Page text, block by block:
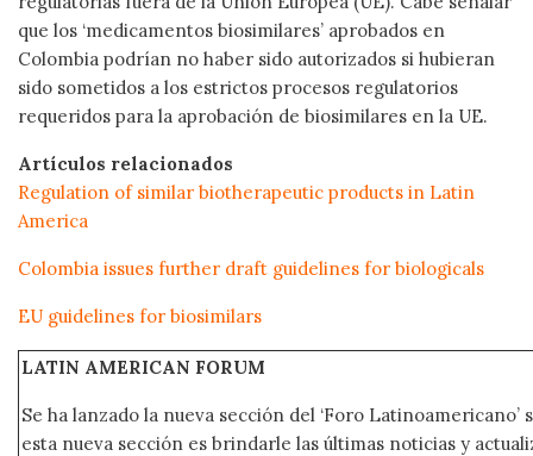
que los ‘medicamentos biosimilares’ aprobados en
Colombia podrían no haber sido autorizados si hubieran
sido sometidos a los estrictos procesos regulatorios
requeridos para la aprobación de biosimilares en la UE.
Artículos relacionados
Regulation of similar biotherapeutic products in Latin
America
Colombia issues further draft guidelines for biologicals
EU guidelines for biosimilars
LATIN AMERICAN FORUM
Se ha lanzado la nueva sección del ‘Foro Latinoamericano’
esta nueva sección es brindarle las últimas noticias y